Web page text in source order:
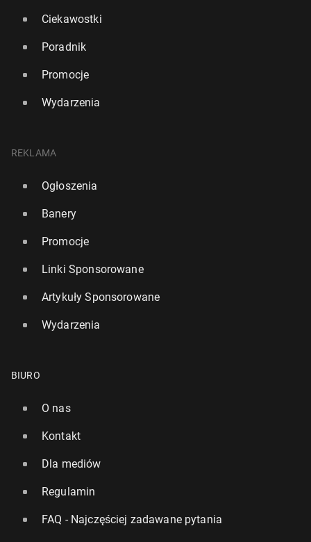
Ciekawostki
Poradnik
Promocje
Wydarzenia
REKLAMA
Ogłoszenia
Banery
Promocje
Linki Sponsorowane
Artykuły Sponsorowane
Wydarzenia
BIURO
O nas
Kontakt
Dla mediów
Regulamin
FAQ - Najczęściej zadawane pytania